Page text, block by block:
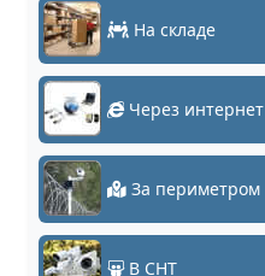
На складе
Через интернет
За периметром
В СНТ
DH-IPC-
HFW8231EP-Z-S2
0 руб.
Заказать